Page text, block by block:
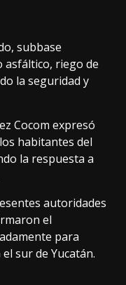
subbase
asfáltico, riego de
la seguridad y
Cocom expresó
habitantes del
la respuesta a
autoridades
el
para
sur de Yucatán.